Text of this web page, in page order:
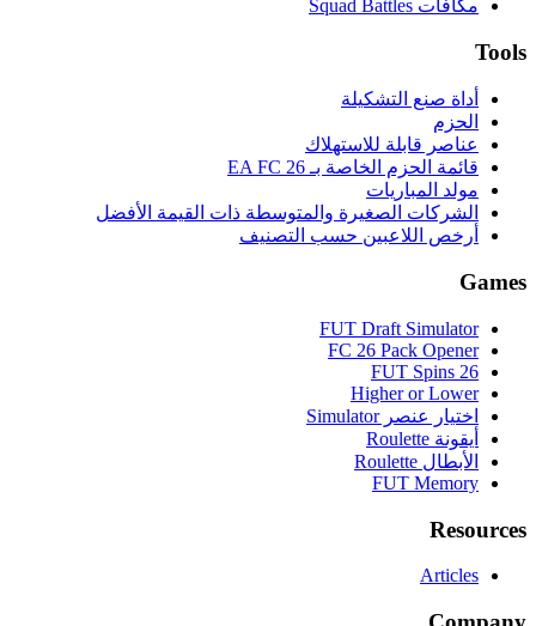
مكافآت Squad Battles
Tools
أداة صنع التشكيلة
الحزم
عناصر قابلة للاستهلاك
قائمة الحزم الخاصة بـ EA FC 26
مولد المباريات
الشركات الصغيرة والمتوسطة ذات القيمة الأفضل
أرخص اللاعبين حسب التصنيف
Games
FUT Draft Simulator
FC 26 Pack Opener
FUT Spins 26
Higher or Lower
اختيار عنصر Simulator
أيقونة Roulette
الأبطال Roulette
FUT Memory
Resources
Articles